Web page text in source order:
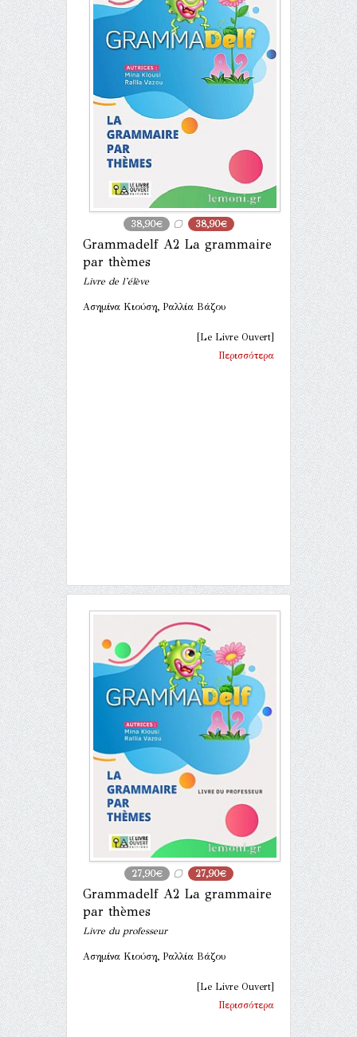
38,90€ 38,90€
Grammadelf A2 La grammaire
par thèmes
Livre de l’élève
Ασημίνα Κιούση, Ραλλία Βάζου
[Le Livre Ouvert]
Περισσότερα
27,90€ 27,90€
Grammadelf A2 La grammaire
par thèmes
Livre du professeur
Ασημίνα Κιούση, Ραλλία Βάζου
[Le Livre Ouvert]
Περισσότερα